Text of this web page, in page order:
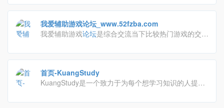
我爱辅助游戏论坛_www.52fzba.com
我爱辅助游戏论坛是综合交流当下比较热门游戏的交流
享。
首页-KuangStudy
KuangStudy是一个致力于为每个想学习知识的人提供
专栏书写、技术论坛、资源下载等产品服务,提供有